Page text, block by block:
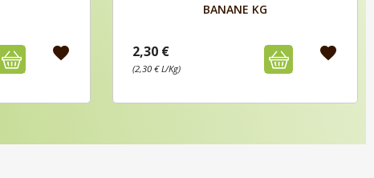
favorite
Aperçu
BANANE KG
2,30 €
(2,30 € L/Kg)
favorite